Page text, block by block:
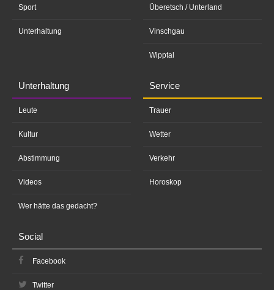
Sport
Unterhaltung
Überetsch / Unterland
Vinschgau
Wipptal
Unterhaltung
Leute
Kultur
Abstimmung
Videos
Wer hätte das gedacht?
Service
Trauer
Wetter
Verkehr
Horoskop
Social
Facebook
Twitter